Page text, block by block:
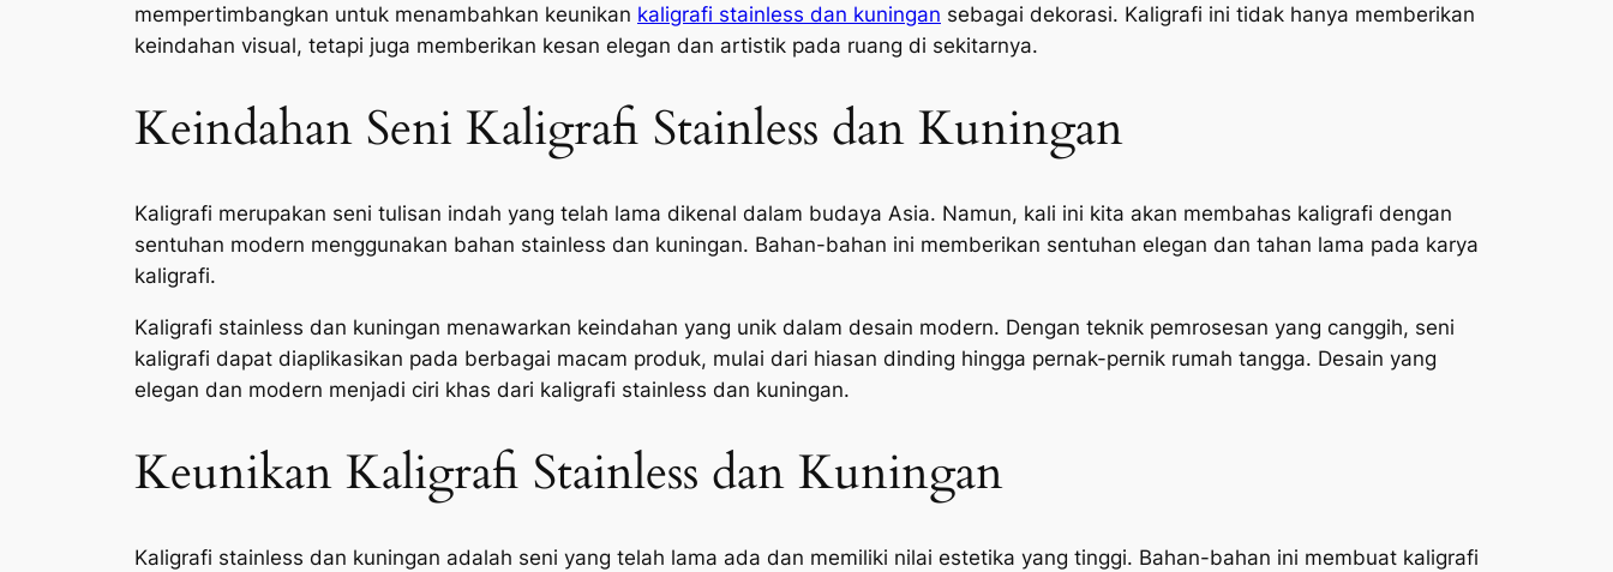
mempertimbangkan untuk menambahkan keunikan kaligrafi stainless dan kuningan sebagai dekorasi. Kaligrafi ini tidak hanya memberikan
keindahan visual, tetapi juga memberikan kesan elegan dan artistik pada ruang di sekitarnya.
Keindahan Seni Kaligrafi Stainless dan Kuningan
Kaligrafi merupakan seni tulisan indah yang telah lama dikenal dalam budaya Asia. Namun, kali ini kita akan membahas kaligrafi dengan
sentuhan modern menggunakan bahan stainless dan kuningan. Bahan-bahan ini memberikan sentuhan elegan dan tahan lama pada karya
kaligrafi.
Kaligrafi stainless dan kuningan menawarkan keindahan yang unik dalam desain modern. Dengan teknik pemrosesan yang canggih, seni
kaligrafi dapat diaplikasikan pada berbagai macam produk, mulai dari hiasan dinding hingga pernak-pernik rumah tangga. Desain yang
elegan dan modern menjadi ciri khas dari kaligrafi stainless dan kuningan.
Keunikan Kaligrafi Stainless dan Kuningan
Kaligrafi stainless dan kuningan adalah seni yang telah lama ada dan memiliki nilai estetika yang tinggi. Bahan-bahan ini membuat kaligrafi